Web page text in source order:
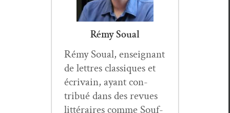
Rémy Soual
Rémy Soual, enseignant
de let­tres clas­siques et
écrivain, ayant con­
tribué dans des revues
lit­téraires comme Souf­